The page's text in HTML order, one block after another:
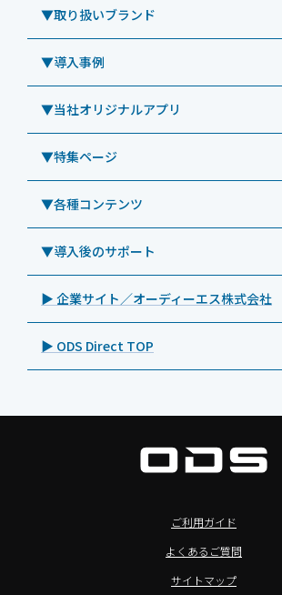
Windowsタブレット TW2A-NF9LTA
Windowsタブレット TW2A-N9LTA
Windowsタブレット TW2A-N9LT
Windowsタブレット TW2A-E9LT
Androidタブレット TA2C-NF8
Androidタブレット TA2C-NF8BL
Androidタブレット TA2C-CS8
Androidタブレット TA2C-CS8BL
Androidタブレット TA2C-DR94G
Androidタブレット TA2C-M8AC
Androidタブレット TA2C-M8
デジタルホワイトボード／電子黒板
コールセンター
CRMシステム「カイゼンコール」
リペアサービス
教育機関向けiPad修理パック
社内ヘルプデスク代行サービス
教育機関向けiPad管理運用パック
教育機関向けICT支援ソリューション
教育機関向けネットワーク機器導入保守
キッティング
自治体向けDXソリューションサービス
法人向けiPad修理＆デバイス買取サービス
▼取り扱いブランド
ODS（オーディーエス）
LG（エルジー）
ViewSonic（ビューソニック）
PHILIPS（フィリップス）
DynaScan（ダイナスキャン）
SAMSUNG（サムスン）
Goodview（グッドビュー）
Cloudpoint（クラウドポイント）
BenQ（ベンキュー）
Magconn（マグコン）
BIAMP ／ Apart Audio（バイアンプ）
SpeakerCraft（スピーカークラフト）
▼導入事例
導入事例（業務用タブレット、デジタルサイ
事例：業務用タブレット端末
事例：業務用サイネージ・プロジェクター
事例：業務用オーディオ・その他AV機器
事例：サービス
▼当社オリジナルアプリ
業務効率化アプリ「NFCオプティマイザー」
サポート支援アプリ「ログ送信アプリ」
MDMアプリ「Tablet Control」
▼特集ページ
業務用タブレット
>特長1：USB Type-Aポート
>特長2：microHDMIポート
>特長3：AC常時給電タイプ
>飲食向けタブレット
>ホテル向けタブレット
>NFCタブレット
>Windowsタブレット
オーディーエスが選ばれる理由
Windows IoT Enterprise LTSC
▼各種コンテンツ
特集記事
製品カタログ
プレスリリース
製品写真
▼導入後のサポート
オーディーエスPCカスタマーセンター
▶ 企業サイト／オーディーエス株式会社
▶ ODS Direct TOP
ご利用ガイド
よくあるご質問
サイトマップ